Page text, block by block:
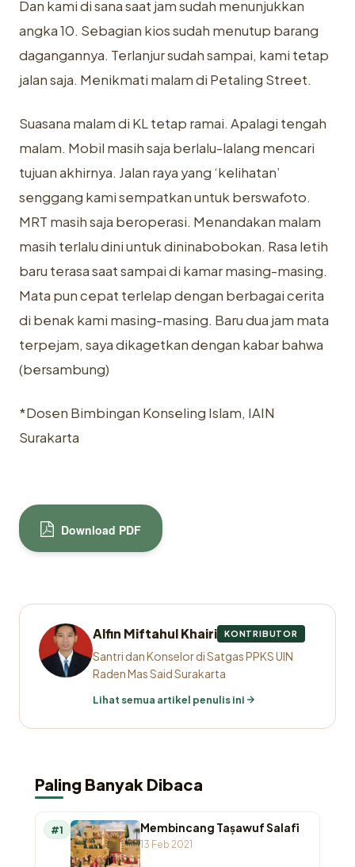
Dan kami di sana saat jam sudah menunjukkan
angka 10. Sebagian kios sudah menutup barang
dagangannya. Terlanjur sudah sampai, kami tetap
jalan saja. Menikmati malam di Petaling Street.
Suasana malam di KL tetap ramai. Apalagi tengah
malam. Mobil masih saja berlalu-lalang mencari
tujuan akhirnya. Jalan raya yang ‘kelihatan’
senggang kami sempatkan untuk berswafoto.
MRT masih saja beroperasi. Menandakan malam
masih terlalu dini untuk dininabobokan. Rasa letih
baru terasa saat sampai di kamar masing-masing.
Mata pun cepat terlelap dengan berbagai cerita
di benak kami masing-masing. Baru dua jam mata
terpejam, saya dikagetkan dengan kabar bahwa
(bersambung)
*Dosen Bimbingan Konseling Islam, IAIN
Surakarta
Download PDF
Alfin Miftahul Khairi KONTRIBUTOR
Santri dan Konselor di Satgas PPKS UIN
Raden Mas Said Surakarta
Lihat semua artikel penulis ini
Paling Banyak Dibaca
#1 Membincang Taṣawuf Salafī
13 Feb 2021